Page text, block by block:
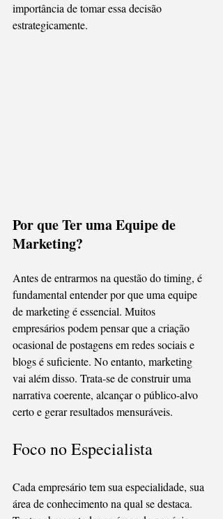
importância de tomar essa decisão
estrategicamente.
Por que Ter uma Equipe de
Marketing?
Antes de entrarmos na questão do timing, é
fundamental entender por que uma equipe
de marketing é essencial. Muitos
empresários podem pensar que a criação
ocasional de postagens em redes sociais e
blogs é suficiente. No entanto, marketing
vai além disso. Trata-se de construir uma
narrativa coerente, alcançar o público-alvo
certo e gerar resultados mensuráveis.
Foco no Especialista
Cada empresário tem sua especialidade, sua
área de conhecimento na qual se destaca.